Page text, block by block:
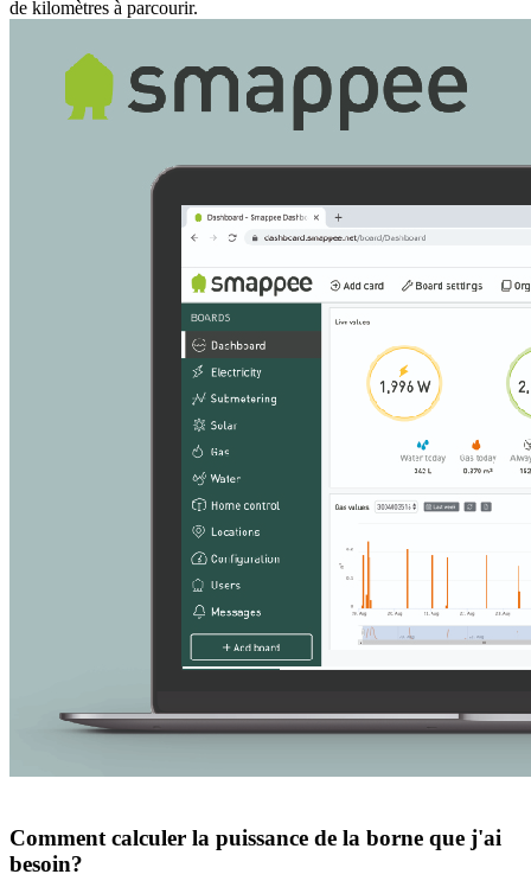
de kilomètres à parcourir.
Comment calculer la puissance de la borne que j'ai
besoin?